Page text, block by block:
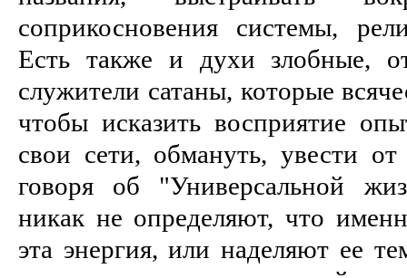
соприкосновения системы,
Есть также и духи злобные,
служители сатаны, которые
чтобы исказить восприятие
свои сети, обмануть, увести
говоря об "Универсальной
никак не определяют, что
эта энергия, или наделяют ее